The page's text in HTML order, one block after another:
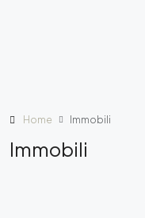
Home Immobili
Immobili